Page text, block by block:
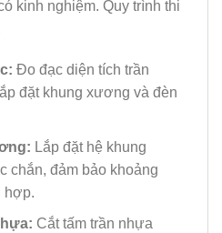
kinh nghiệm. Quy trình thi
Đo đạc diện tích trần
đặt khung xương và đèn
Lắp đặt hệ khung
chắn, đảm bảo khoảng
hợp.
Cắt tấm trần nhựa